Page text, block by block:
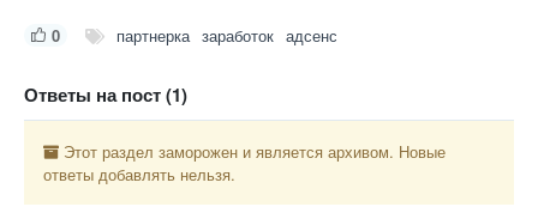
0 партнерка заработок адсенс
Ответы на пост (1)
Этот раздел заморожен и является архивом. Новые
ответы добавлять нельзя.